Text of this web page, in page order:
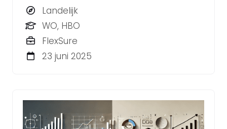
burgers en andere stakeholders? Ben jij
een strategische denker die ook de
handen uit de mouwen steekt? BLYNKT
zoekt een enthousiaste Adviseur
Landelijk
WO, HBO
FlexSure
23 juni 2025